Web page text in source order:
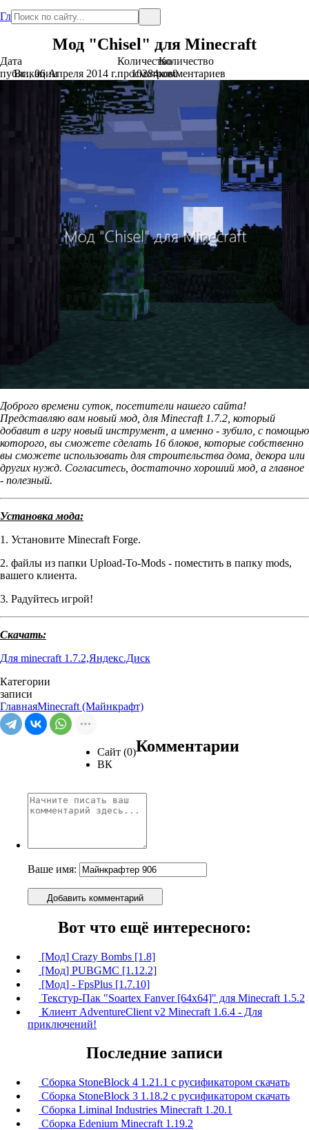
Главная
Мод "Chisel" для Minecraft
Дата
публикации
Вс., 06 Апреля 2014 г.
Количество
просмотров
10284
Количество
комментариев
0
Доброго времени суток, посетители нашего сайта!
Представляю вам новый мод, для Minecraft 1.7.2, который
добавит в игру новый инструмент, а именно - зубило, с помощью
которого, вы сможете сделать 16 блоков, которые собственно
вы сможете использовать для строительства дома, декора или
других нужд. Согласитесь, достаточно хороший мод, а главное
- полезный.
Установка мода:
1. Установите Minecraft Forge.
2. файлы из папки Upload-To-Mods - поместить в папку mods,
вашего клиента.
3. Радуйтесь игрой!
Скачать:
Для minecraft 1.7.2,Яндекс.Диск
Категории
записи
ГлавнаяMinecraft (Майнкрафт)
Сайт (0)
ВК
Комментарии
Ваше имя:
Добавить комментарий
Вот что ещё интересного:
[Мод] Crazy Bombs [1.8]
[Мод] PUBGMC [1.12.2]
[Мод] - FpsPlus [1.7.10]
Текстур-Пак "Soartex Fanver [64x64]" для Minecraft 1.5.2
Клиент AdventureClient v2 Minecraft 1.6.4 - Для
приключений!
Последние записи
Сборка StoneBlock 4 1.21.1 с русификатором скачать
Сборка StoneBlock 3 1.18.2 с русификатором скачать
Сборка Liminal Industries Minecraft 1.20.1
Сборка Edenium Minecraft 1.19.2